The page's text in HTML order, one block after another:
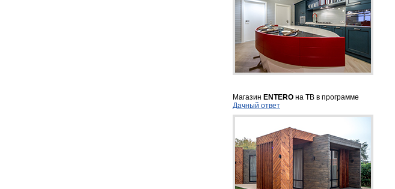
Магазин ENTERO на ТВ в программе
Дачный ответ